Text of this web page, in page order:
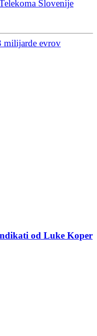
Slovenije
milijarde evrov
od Luke Koper